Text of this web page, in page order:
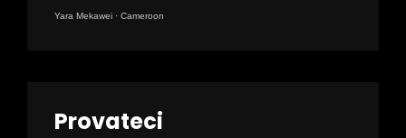
Yara Mekawei · Cameroon
Provateci